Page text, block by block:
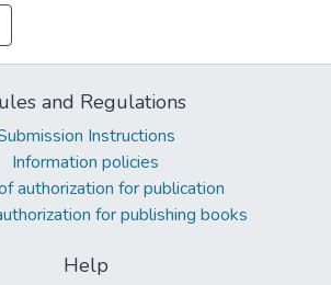
and Regulations
Instructions
Information policies
authorization for publication
for publishing books
Help